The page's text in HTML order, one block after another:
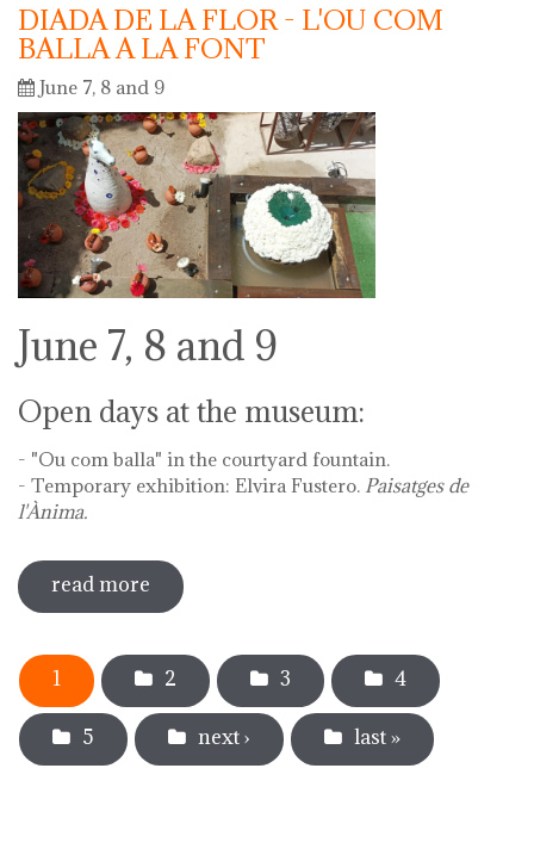
DIADA DE LA FLOR - L'OU COM
BALLA A LA FONT
June 7, 8 and 9
June 7, 8 and 9
Open days at the museum:
- "Ou com balla" in the courtyard fountain.
- Temporary exhibition: Elvira Fustero. Paisatges de
l'Ànima.
read more sobre diada de la flor - l'ou com balla a
la font
Pages
1 2 3 4
5 next › last »